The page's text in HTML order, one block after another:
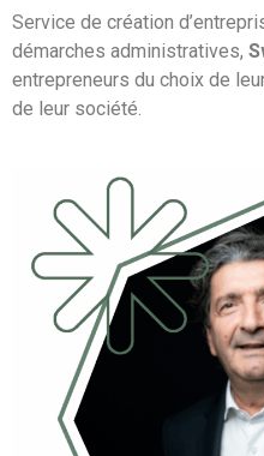
Service de création
démarches administratives,
entrepreneurs du choix de
de leur société.